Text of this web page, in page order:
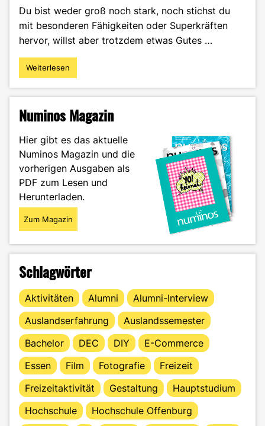
Du bist weder groß noch stark, noch stichst du
mit besonderen Fähigkeiten oder Superkräften
hervor, willst aber trotzdem etwas Gutes …
"Du
bist
Dann
doch
zur
Blutspende!"
Weiterlesen
Numinos Magazin
Hier gibt es das aktuelle
Numinos Magazin und die
vorherigen Ausgaben als
PDF zum Lesen und
Herunterladen.
Zum Magazin
Schlagwörter
Aktivitäten Alumni
Alumni-Interview
Auslandserfahrung
Auslandssemester
Bachelor
DEC DIY
E-Commerce
Essen
Film Fotografie
Freizeit
Freizeitaktivität
Gestaltung
Hauptstudium
Hochschule
Hochschule Offenburg